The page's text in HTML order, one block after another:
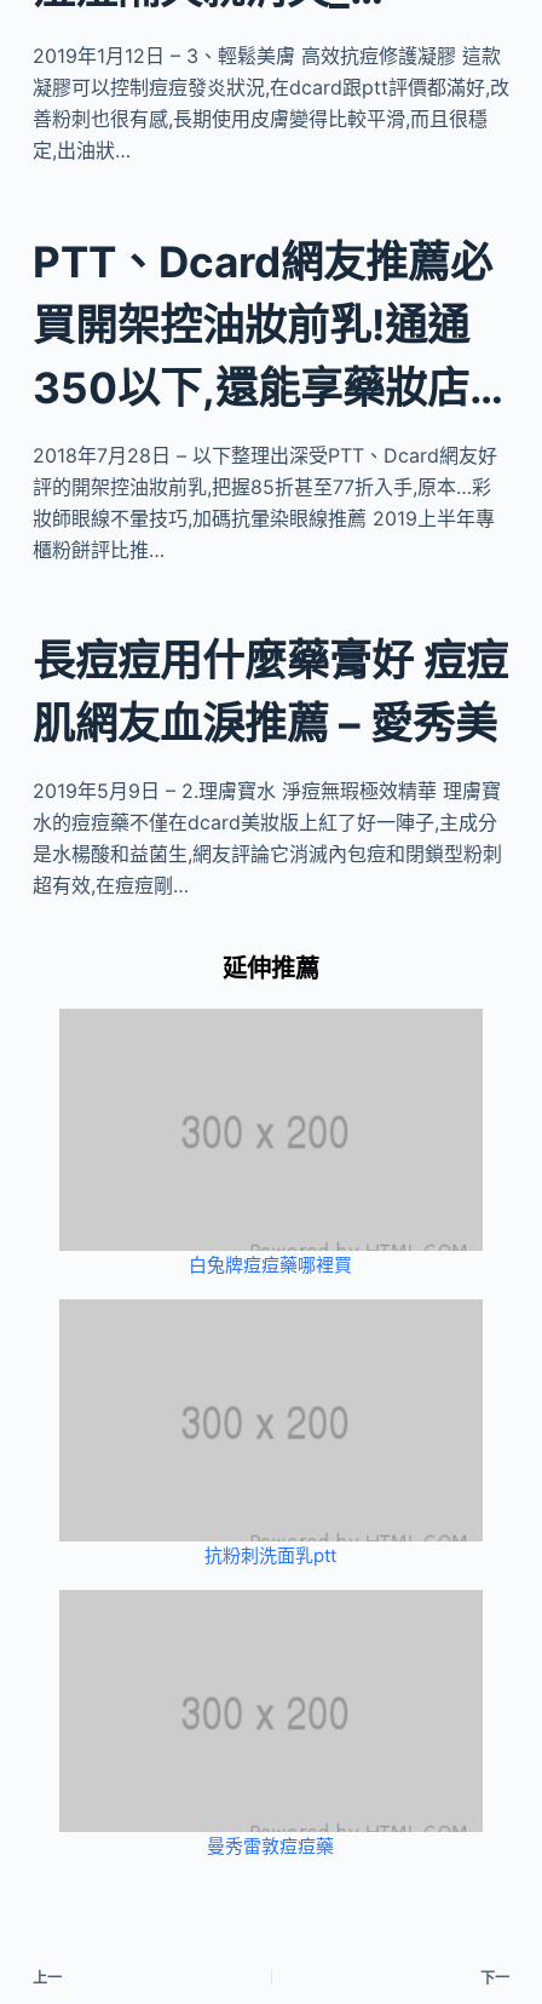
2019年1月12日 – 3、輕鬆美膚 高效抗痘修護凝膠 這款
凝膠可以控制痘痘發炎狀況,在dcard跟ptt評價都滿好,改
善粉刺也很有感,長期使用皮膚變得比較平滑,而且很穩
定,出油狀…
PTT、Dcard網友推薦必
買開架控油妝前乳!通通
350以下,還能享藥妝店…
2018年7月28日 – 以下整理出深受PTT、Dcard網友好
評的開架控油妝前乳,把握85折甚至77折入手,原本…彩
妝師眼線不暈技巧,加碼抗暈染眼線推薦 2019上半年專
櫃粉餅評比推…
長痘痘用什麼藥膏好 痘痘
肌網友血淚推薦 – 愛秀美
2019年5月9日 – 2.理膚寶水 淨痘無瑕極效精華 理膚寶
水的痘痘藥不僅在dcard美妝版上紅了好一陣子,主成分
是水楊酸和益菌生,網友評論它消滅內包痘和閉鎖型粉刺
超有效,在痘痘剛…
延伸推薦
白兔牌痘痘藥哪裡買
抗粉刺洗面乳ptt
曼秀雷敦痘痘藥
上一 下一